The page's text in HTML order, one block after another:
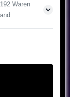
Waren